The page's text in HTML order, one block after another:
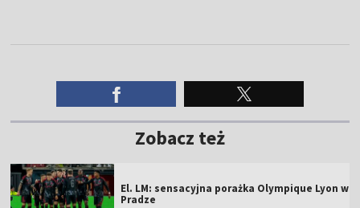
Zobacz też
El. LM: sensacyjna porażka Olympique Lyon w
Pradze